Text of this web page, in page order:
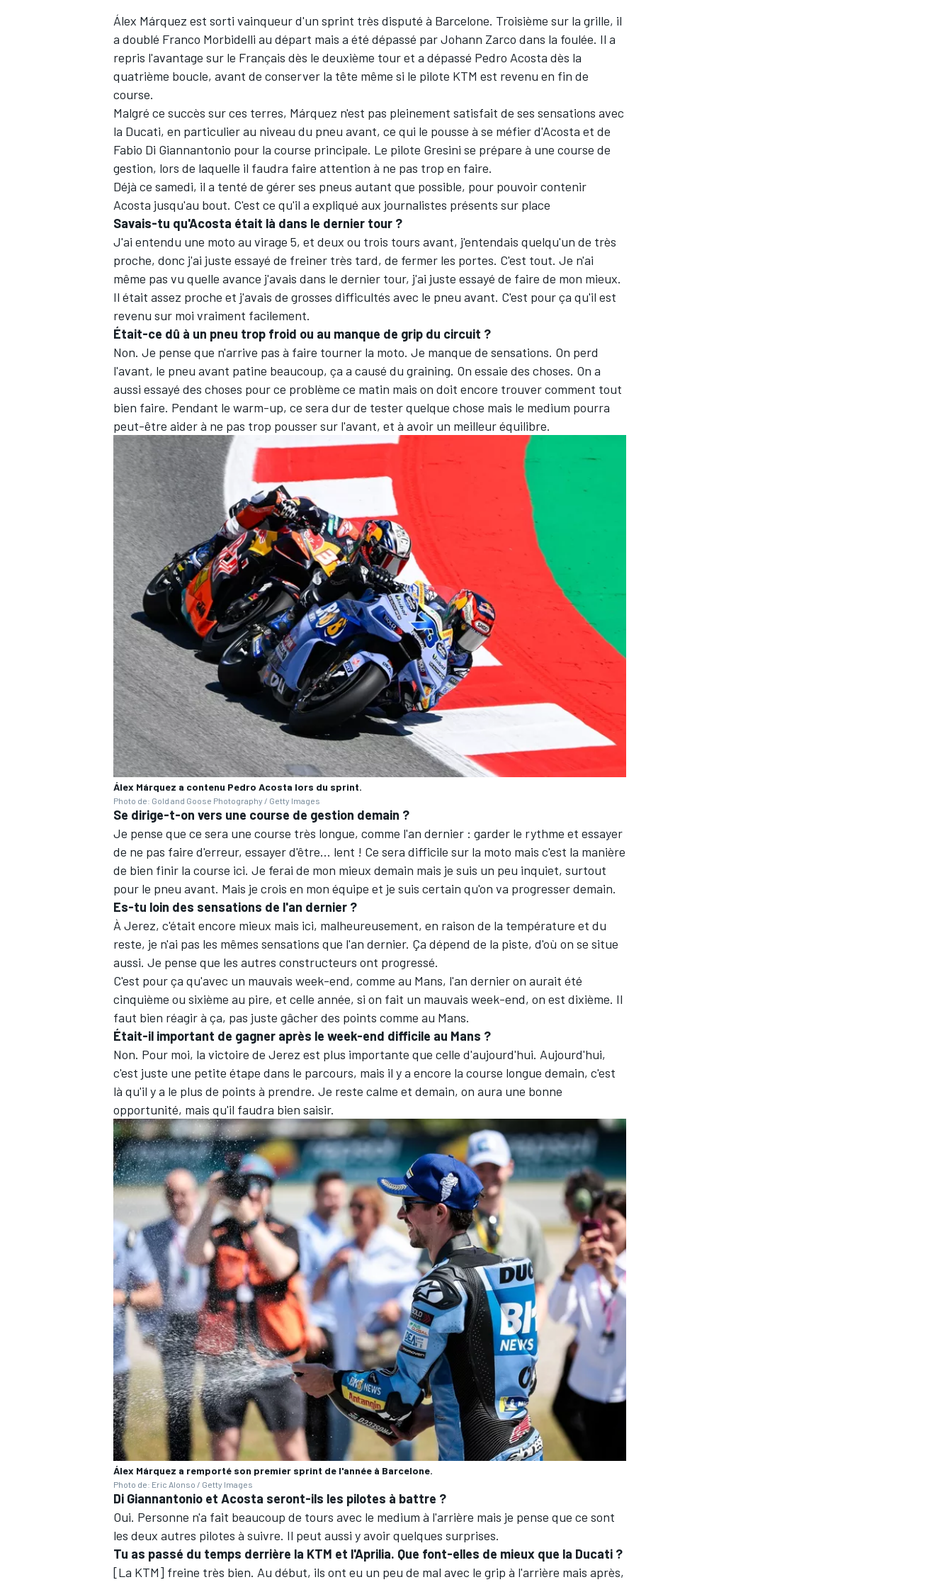
AUTRES CHAMPIONNATS
Álex Márquez est sorti vainqueur d'un sprint très disputé à Barcelone. Troisième sur la grille, il
a doublé Franco Morbidelli au départ mais a été dépassé par Johann Zarco dans la foulée. Il a
repris l'avantage sur le Français dès le deuxième tour et a dépassé Pedro Acosta dès la
quatrième boucle, avant de conserver la tête même si le pilote KTM est revenu en fin de
course.
Malgré ce succès sur ces terres, Márquez n'est pas pleinement satisfait de ses sensations avec
la Ducati, en particulier au niveau du pneu avant, ce qui le pousse à se méfier d'Acosta et de
Fabio Di Giannantonio pour la course principale. Le pilote Gresini se prépare à une course de
gestion, lors de laquelle il faudra faire attention à ne pas trop en faire.
Déjà ce samedi, il a tenté de gérer ses pneus autant que possible, pour pouvoir contenir
Acosta jusqu'au bout. C'est ce qu'il a expliqué aux journalistes présents sur place
Savais-tu qu'Acosta était là dans le dernier tour ?
J'ai entendu une moto au virage 5, et deux ou trois tours avant, j'entendais quelqu'un de très
proche, donc j'ai juste essayé de freiner très tard, de fermer les portes. C'est tout. Je n'ai
même pas vu quelle avance j'avais dans le dernier tour, j'ai juste essayé de faire de mon mieux.
Il était assez proche et j'avais de grosses difficultés avec le pneu avant. C'est pour ça qu'il est
revenu sur moi vraiment facilement.
Était-ce dû à un pneu trop froid ou au manque de grip du circuit ?
Non. Je pense que n'arrive pas à faire tourner la moto. Je manque de sensations. On perd
l'avant, le pneu avant patine beaucoup, ça a causé du graining. On essaie des choses. On a
aussi essayé des choses pour ce problème ce matin mais on doit encore trouver comment tout
bien faire. Pendant le warm-up, ce sera dur de tester quelque chose mais le medium pourra
peut-être aider à ne pas trop pousser sur l'avant, et à avoir un meilleur équilibre.
Álex Márquez a contenu Pedro Acosta lors du sprint.
Photo de: Gold and Goose Photography / Getty Images
Se dirige-t-on vers une course de gestion demain ?
Je pense que ce sera une course très longue, comme l'an dernier : garder le rythme et essayer
de ne pas faire d'erreur, essayer d'être... lent ! Ce sera difficile sur la moto mais c'est la manière
de bien finir la course ici. Je ferai de mon mieux demain mais je suis un peu inquiet, surtout
pour le pneu avant. Mais je crois en mon équipe et je suis certain qu'on va progresser demain.
Es-tu loin des sensations de l'an dernier ?
À Jerez, c'était encore mieux mais ici, malheureusement, en raison de la température et du
reste, je n'ai pas les mêmes sensations que l'an dernier. Ça dépend de la piste, d'où on se situe
aussi. Je pense que les autres constructeurs ont progressé.
C'est pour ça qu'avec un mauvais week-end, comme au Mans, l'an dernier on aurait été
cinquième ou sixième au pire, et celle année, si on fait un mauvais week-end, on est dixième. Il
faut bien réagir à ça, pas juste gâcher des points comme au Mans.
Était-il important de gagner après le week-end difficile au Mans ?
Non. Pour moi, la victoire de Jerez est plus importante que celle d'aujourd'hui. Aujourd'hui,
c'est juste une petite étape dans le parcours, mais il y a encore la course longue demain, c'est
là qu'il y a le plus de points à prendre. Je reste calme et demain, on aura une bonne
opportunité, mais qu'il faudra bien saisir.
Álex Márquez a remporté son premier sprint de l'année à Barcelone.
Photo de: Eric Alonso / Getty Images
Di Giannantonio et Acosta seront-ils les pilotes à battre ?
Oui. Personne n'a fait beaucoup de tours avec le medium à l'arrière mais je pense que ce sont
les deux autres pilotes à suivre. Il peut aussi y avoir quelques surprises.
Tu as passé du temps derrière la KTM et l'Aprilia. Que font-elles de mieux que la Ducati ?
[La KTM] freine très bien. Au début, ils ont eu un peu de mal avec le grip à l'arrière mais après,